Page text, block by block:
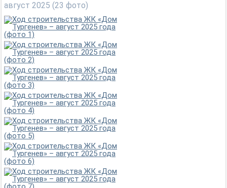
август 2025 (23 фото)